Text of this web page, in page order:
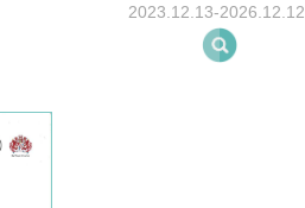
2023.12.13-2026.12.12